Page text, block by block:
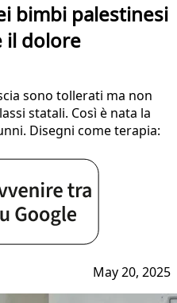
bimbi palestinesi
il dolore
sono tollerati ma non
statali. Così è nata la
Disegni come terapia:
May 20, 2025